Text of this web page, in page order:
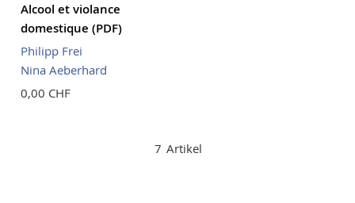
Alcool et violance
domestique (PDF)
Philipp Frei
Nina Aeberhard
0,00 CHF
7 Artikel